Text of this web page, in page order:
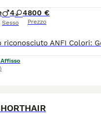
4 4
Sesso
800 €
Prezzo